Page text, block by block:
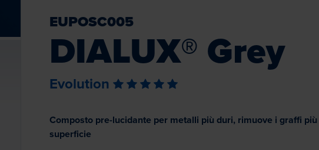
EUPOSC005
DIALUX® Grey
Evolution
Composto pre-lucidante per metalli più duri, rimuove i graffi
superficie